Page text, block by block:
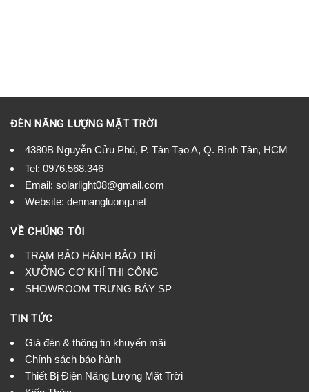
ĐÈN NĂNG LƯỢNG MẶT TRỜI
4380B Nguyễn Cửu Phú, P. Tân Tạo A, Q. Bình Tân, HCM
Tel: 0976.568.346
Email: solarlight08@gmail.com
Website: dennangluong.net
VỀ CHÚNG TÔI
TRẠM BẢO HÀNH BẢO TRÌ
XƯỞNG CƠ KHÍ THI CÔNG
SHOWROOM TRƯNG BÀY SP
TIN TỨC
Giá đèn & thông tin khuyến mãi
Chính sách bảo hành
Thiết Bị Điện Năng Lượng Mặt Trời